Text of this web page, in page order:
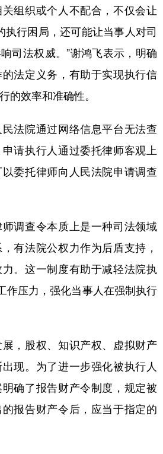
组织或个人不配合，不仅会让
执行困局，还可能让当事人对司
司法权威。”谢鸿飞表示，明确
法定义务，有助于实现执行信
的效率和准确性。
院通过网络信息平台无法查
请执行人通过委托律师客观上
委托律师向人民法院申请调查
查令本质上是一种司法领域
有法院公权力作为后盾支持，
。这一制度有助于减轻法院执
作压力，强化当事人在强制执行
股权、知识产权、虚拟财产
现。为了进一步强化被执行人
确了报告财产令制度，规定被
报告财产令后，应当于指定的